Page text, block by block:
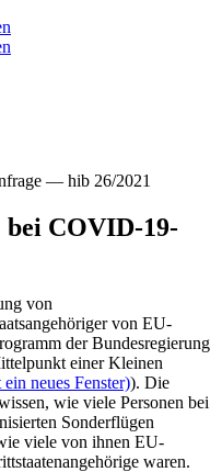
— hib 26/2021
bei COVID-19-
von
von EU-
der Bundesregierung
einer Kleinen
neues Fenster)). Die
wie viele Personen bei
Sonderflügen
viele von ihnen EU-
waren.